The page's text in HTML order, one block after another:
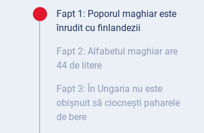
Fapt 1: Poporul maghiar este
înrudit cu finlandezii
Fapt 2: Alfabetul maghiar are
44 de litere
Fapt 3: În Ungaria nu este
obișnuit să ciocnești paharele
de bere